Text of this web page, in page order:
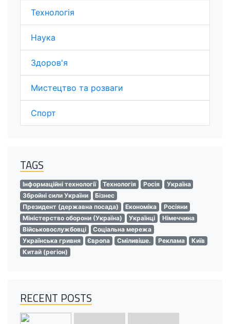
Технологія
Наука
Здоров'я
Мистецтво та розваги
Спорт
TAGS
Інформаційні технології Технологія Росія
Україна
Збройні сили України
Бізнес
Президент (державна посада)
Економіка
Росіяни
Міністерство оборони (Україна)
Українці
Німеччина
Військовослужбовці
Соціальна мережа
Українська гривня
Європа Сміливіше. Реклама
Київ
Китай (регіон)
RECENT POSTS